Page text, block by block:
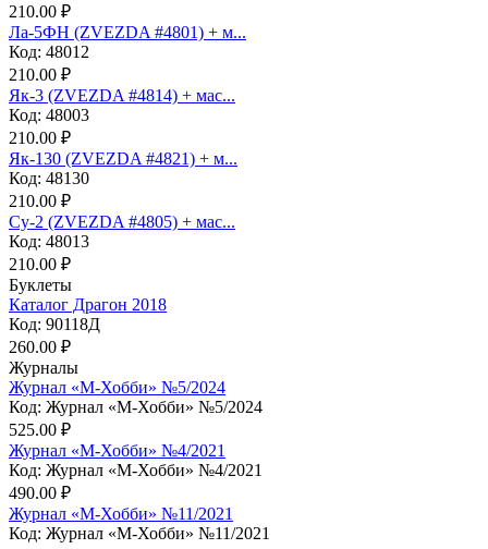
210.00 ₽
Ла-5ФН (ZVEZDA #4801) + м...
Код: 48012
210.00 ₽
Як-3 (ZVEZDA #4814) + мас...
Код: 48003
210.00 ₽
Як-130 (ZVEZDA #4821) + м...
Код: 48130
210.00 ₽
Су-2 (ZVEZDA #4805) + мас...
Код: 48013
210.00 ₽
Буклеты
Каталог Драгон 2018
Код: 90118Д
260.00 ₽
Журналы
Журнал «М-Хобби» №5/2024
Код: Журнал «М-Хобби» №5/2024
525.00 ₽
Журнал «М-Хобби» №4/2021
Код: Журнал «М-Хобби» №4/2021
490.00 ₽
Журнал «М-Хобби» №11/2021
Код: Журнал «М-Хобби» №11/2021